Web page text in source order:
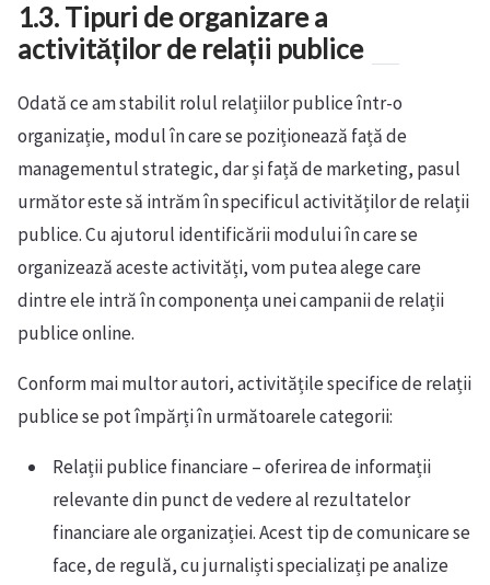
1.3. Tipuri de organizare a
activităților de relații publice
Odată ce am stabilit rolul relațiilor publice într-o
organizație, modul în care se poziționează față de
managementul strategic, dar și față de marketing, pasul
următor este să intrăm în specificul activităților de relații
publice. Cu ajutorul identificării modului în care se
organizează aceste activități, vom putea alege care
dintre ele intră în componența unei campanii de relații
publice online.
Conform mai multor autori, activitățile specifice de relații
publice se pot împărți în următoarele categorii:
Relații publice financiare – oferirea de informații
relevante din punct de vedere al rezultatelor
financiare ale organizației. Acest tip de comunicare se
face, de regulă, cu jurnaliști specializați pe analize